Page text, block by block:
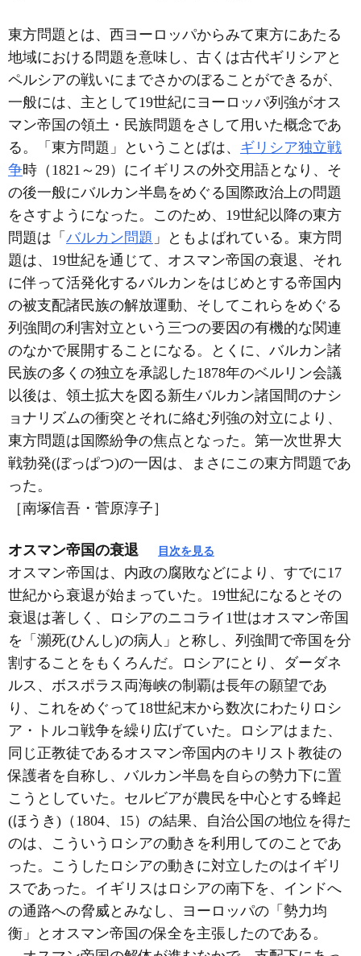
東方問題とは、西ヨーロッパからみて東方にあたる
地域における問題を意味し、古くは古代ギリシアと
ペルシアの戦いにまでさかのぼることができるが、
一般には、主として19世紀にヨーロッパ列強がオス
マン帝国の領土・民族問題をさして用いた概念であ
る。「東方問題」ということばは、 ギリシア独立戦
争時（1821～29）にイギリスの外交用語となり、そ
の後一般にバルカン半島をめぐる国際政治上の問題
をさすようになった。このため、19世紀以降の東方
問題は「 バルカン問題 」ともよばれている。東方問
題は、19世紀を通じて、オスマン帝国の衰退、それ
に伴って活発化するバルカンをはじめとする帝国内
の被支配諸民族の解放運動、そしてこれらをめぐる
列強間の利害対立という三つの要因の有機的な関連
のなかで展開することになる。とくに、バルカン諸
民族の多くの独立を承認した1878年のベルリン会議
以後は、領土拡大を図る新生バルカン諸国間のナシ
ョナリズムの衝突とそれに絡む列強の対立により、
東方問題は国際紛争の焦点となった。第一次世界大
戦勃発(ぼっぱつ)の一因は、まさにこの東方問題であ
った。
［南塚信吾・菅原淳子］
オスマン帝国の衰退 目次を見る
オスマン帝国は、内政の腐敗などにより、すでに17
世紀から衰退が始まっていた。19世紀になるとその
衰退は著しく、ロシアのニコライ1世はオスマン帝国
を「瀕死(ひんし)の病人」と称し、列強間で帝国を分
割することをもくろんだ。ロシアにとり、ダーダネ
ルス、ボスポラス両海峡の制覇は長年の願望であ
り、これをめぐって18世紀末から数次にわたりロシ
ア・トルコ戦争を繰り広げていた。ロシアはまた、
同じ正教徒であるオスマン帝国内のキリスト教徒の
保護者を自称し、バルカン半島を自らの勢力下に置
こうとしていた。セルビアが農民を中心とする蜂起
(ほうき)（1804、15）の結果、自治公国の地位を得た
のは、こういうロシアの動きを利用してのことであ
った。こうしたロシアの動きに対立したのはイギリ
スであった。イギリスはロシアの南下を、インドへ
の通路への脅威とみなし、ヨーロッパの「勢力均
衡」とオスマン帝国の保全を主張したのである。